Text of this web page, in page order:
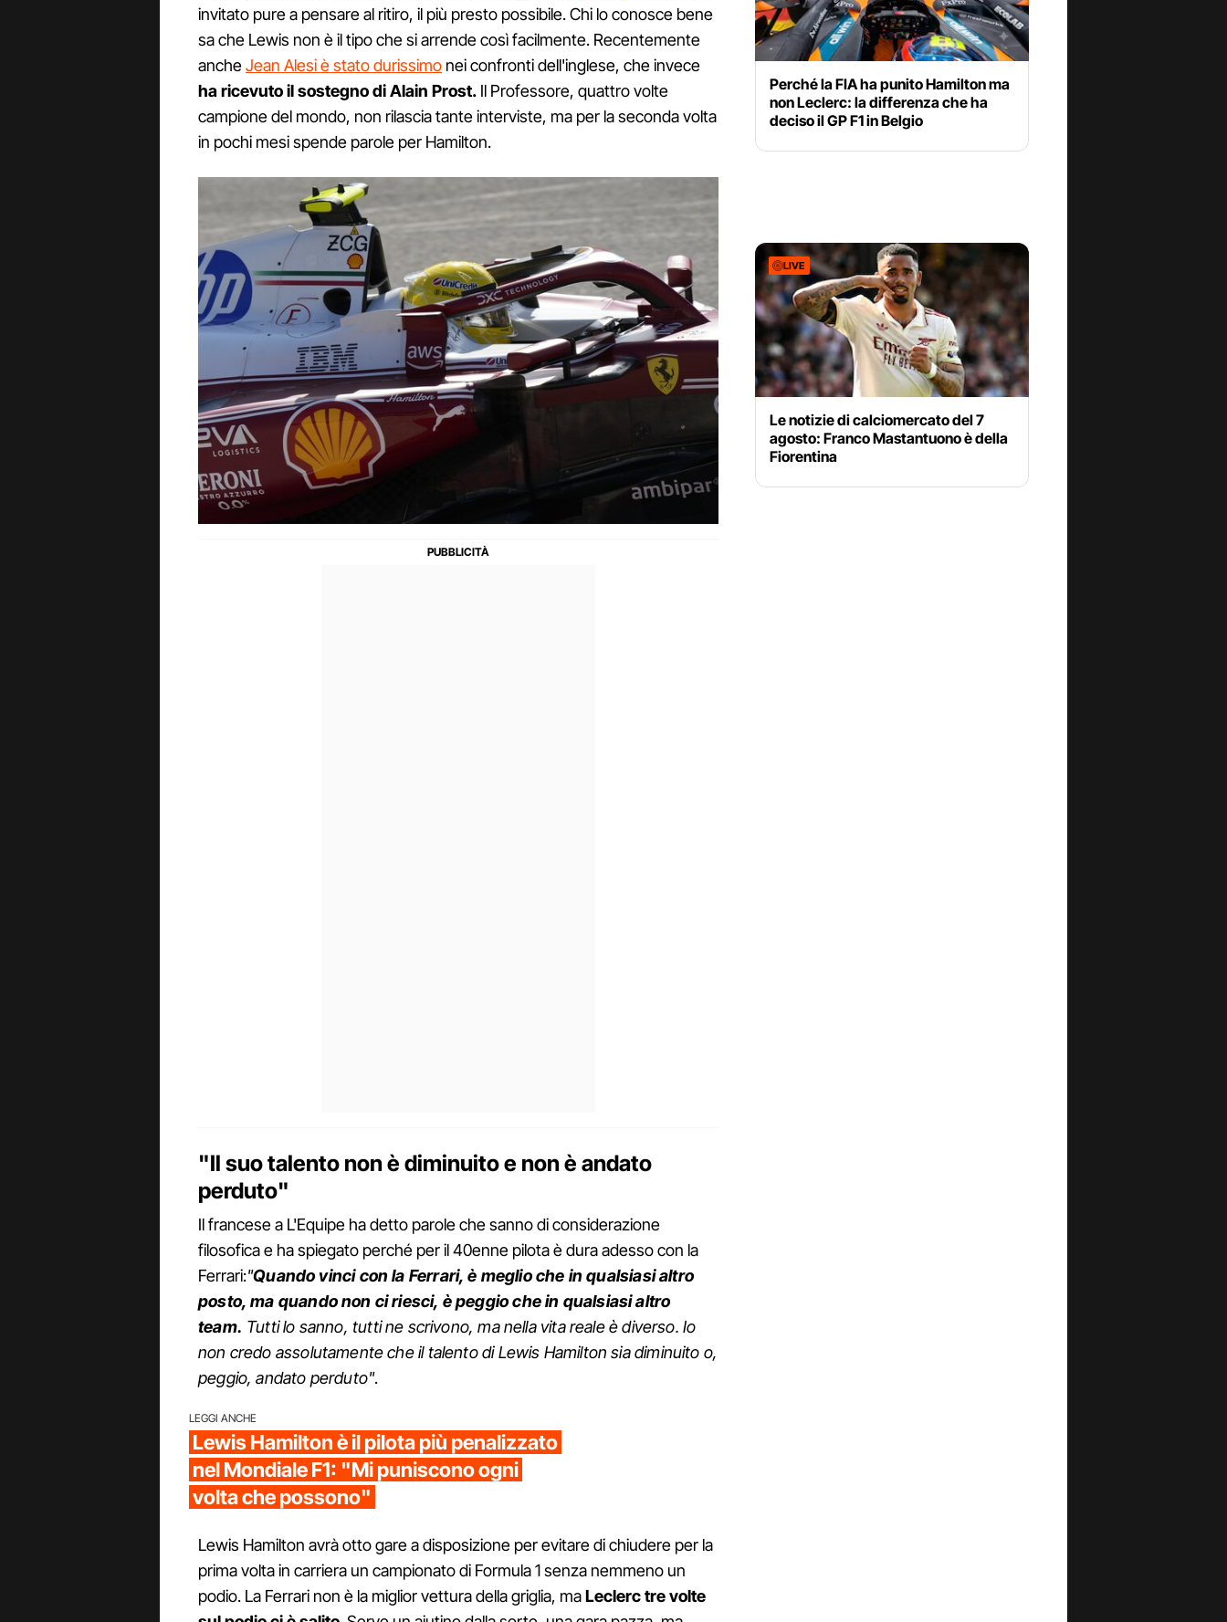
invitato pure a pensare al ritiro, il più presto possibile. Chi lo conosce bene
sa che Lewis non è il tipo che si arrende così facilmente. Recentemente
ancheJean Alesi è stato durissimo nei confronti dell'inglese, che invece
ha ricevuto il sostegno di Alain Prost. Il Professore, quattro volte
campione del mondo, non rilascia tante interviste, ma per la seconda volta
in pochi mesi spende parole per Hamilton.
"Il suo talento non è diminuito e non è andato
perduto"
Il francese a L'Equipe ha detto parole che sanno di considerazione
filosofica e ha spiegato perché per il 40enne pilota è dura adesso con la
Ferrari:"Quando vinci con la Ferrari, è meglio che in qualsiasi altro
posto, ma quando non ci riesci, è peggio che in qualsiasi altro
team. Tutti lo sanno, tutti ne scrivono, ma nella vita reale è diverso. Io
non credo assolutamente che il talento di Lewis Hamilton sia diminuito o,
peggio, andato perduto".
LEGGI ANCHE
Lewis Hamilton è il pilota più penalizzato
nel Mondiale F1: "Mi puniscono ogni
volta che possono"
Lewis Hamilton avrà otto gare a disposizione per evitare di chiudere per la
prima volta in carriera un campionato di Formula 1 senza nemmeno un
podio. La Ferrari non è la miglior vettura della griglia, maLeclerc tre volte
Perché la FIA ha punito Hamilton ma
non Leclerc: la differenza che ha
deciso il GP F1 in Belgio
LIVE
Le notizie di calciomercato del 7
agosto: Franco Mastantuono è della
Fiorentina